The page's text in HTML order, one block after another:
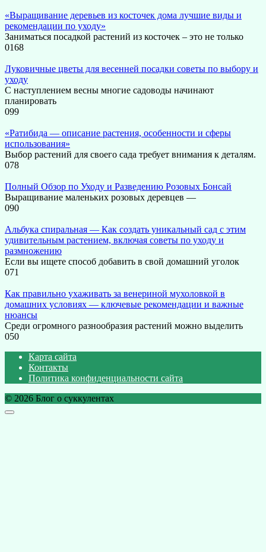
«Выращивание деревьев из косточек дома лучшие виды и
рекомендации по уходу»
Заниматься посадкой растений из косточек – это не только
0168
Луковичные цветы для весенней посадки советы по выбору и
уходу
С наступлением весны многие садоводы начинают
планировать
099
«Ратибида — описание растения, особенности и сферы
использования»
Выбор растений для своего сада требует внимания к деталям.
078
Полный Обзор по Уходу и Разведению Розовых Бонсай
Выращивание маленьких розовых деревцев —
090
Альбука спиральная — Как создать уникальный сад с этим
удивительным растением, включая советы по уходу и
размножению
Если вы ищете способ добавить в свой домашний уголок
071
Как правильно ухаживать за венериной мухоловкой в
домашних условиях — ключевые рекомендации и важные
нюансы
Среди огромного разнообразия растений можно выделить
050
Карта сайта
Контакты
Политика конфиденциальности сайта
© 2026 Блог о суккулентах